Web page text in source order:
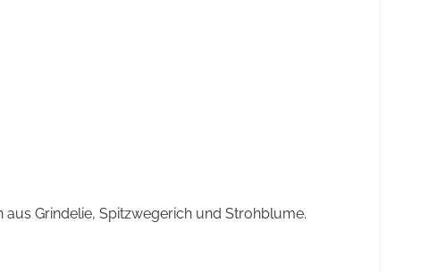
Grindelie, Spitzwegerich und Strohblume.